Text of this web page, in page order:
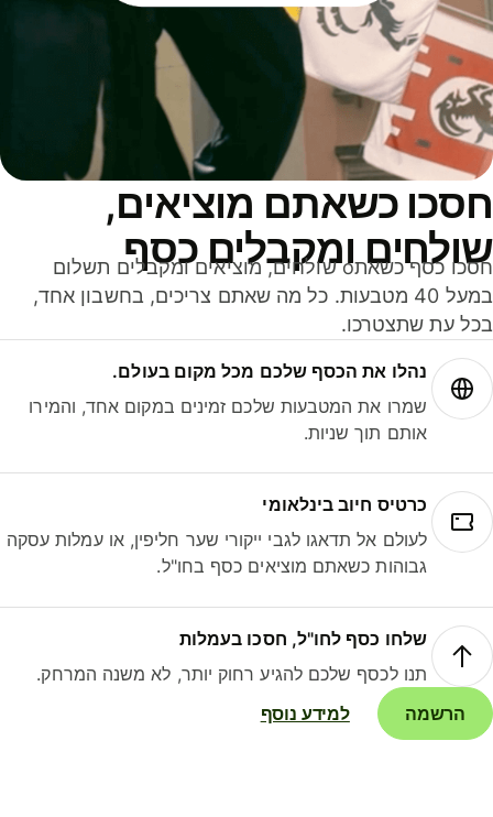
כשאתם מוציאים,
ומקבלים כסף
חסכו כסף כשאתo שולחים, מוציאים ומקבלים תשלום
במעל 40 מטבעות. כל מה שאתם צריכים, בחשבון אחד,
עת שתצטרכו.
נהלו את הכסף שלכם מכל מקום בעולם.
שמרו את המטבעות שלכם זמינים במקום אחד, והמירו
אותם תוך שניות.
כרטיס חיוב בינלאומי
לעולם אל תדאגו לגבי ייקורי שער חליפין, או עמלות עסקה
גבוהות כשאתם מוציאים כסף בחו"ל.
שלחו כסף לחו"ל, חסכו בעמלות
תנו לכסף שלכם להגיע רחוק יותר, לא משנה המרחק.
הרשמה
למידע נוסף